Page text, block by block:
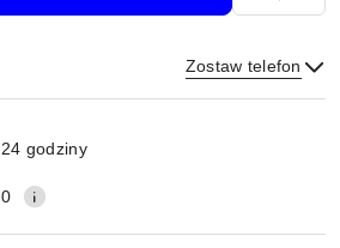
Zostaw telefon
24 godziny
0